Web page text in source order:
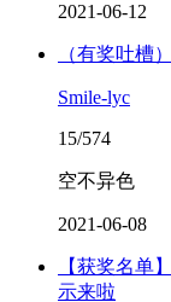
2021-06-12
（有奖吐槽
Smile-lyc
15/574
空不异色
2021-06-08
【获奖名单
示来啦